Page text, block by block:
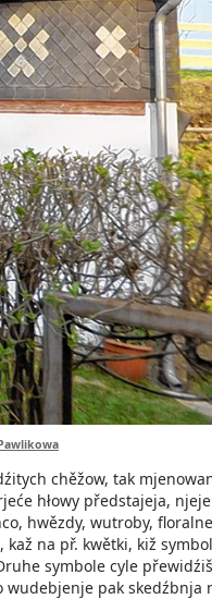
chěžow, tak
hłowy předstajeja, njeje
hwězdy, wutroby,
na př. kwětki, kiž
symbole cyle
wudebjenje pak skedźbnja